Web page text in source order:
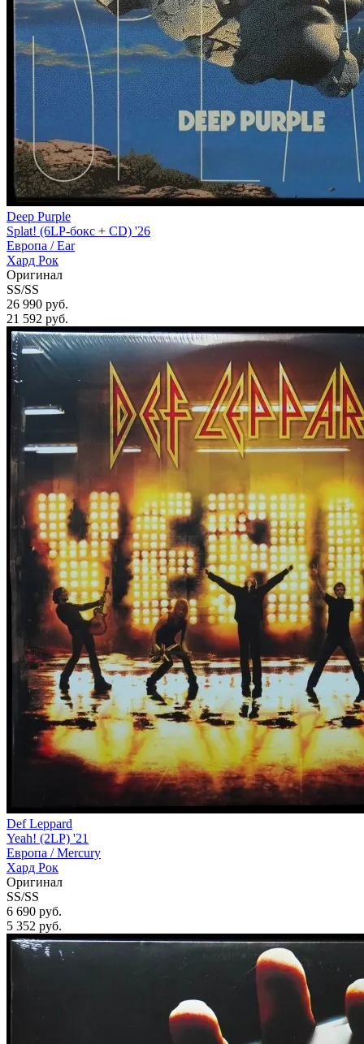
Deep Purple
Splat! (6LP-бокс + CD) '26
Европа /Ear
Хард Рок
Оригинал
SS/SS
26 990 руб.
21 592 руб.
Def Leppard
Yeah! (2LP) '21
Европа /Mercury
Хард Рок
Оригинал
SS/SS
6 690 руб.
5 352 руб.